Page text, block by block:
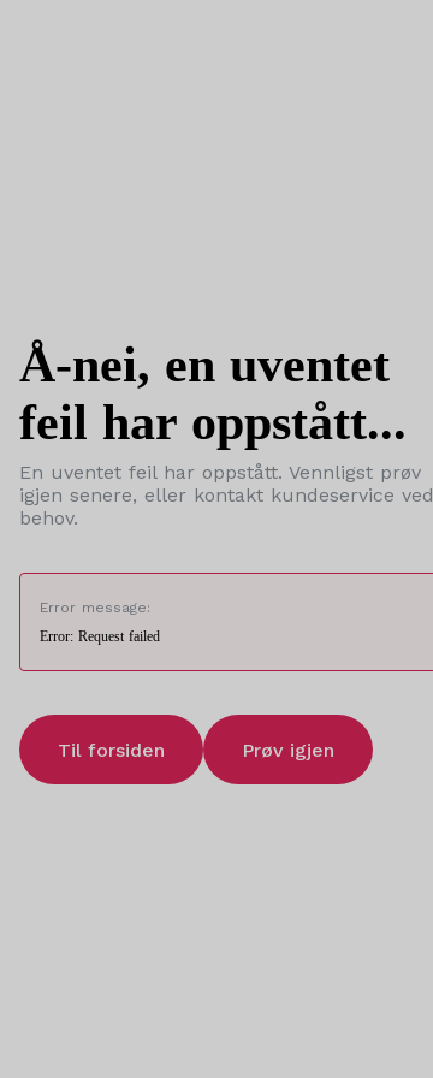
Å-nei, en uventet
feil har oppstått...
En uventet feil har oppstått. Vennligst prøv
igjen senere, eller kontakt kundeservice ved
behov.
Error message:
Error: Request failed
Til forsiden Prøv igjen